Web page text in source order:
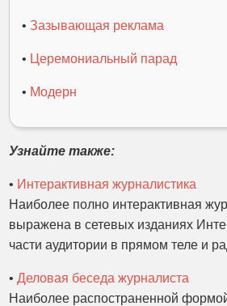
•Зазывающая реклама
• Церемониальный парад
• Модерн
Узнайте также:
• Интерактивная журналистика
Наиболее полно интерактивная
выражена в сетевых изданиях
части аудитории в прямом теле и
•Деловая беседа журналиста
Наиболее распостраненной